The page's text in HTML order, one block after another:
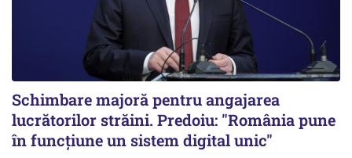
Schimbare majoră pentru angajarea
lucrătorilor străini. Predoiu: "România pune
în funcțiune un sistem digital unic"